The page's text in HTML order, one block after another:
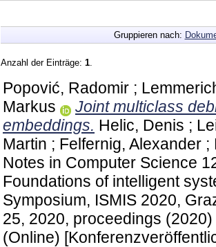
Gruppieren nach:
Anzahl der Einträge: 1
Popović, Radomir ;
Markus
Joint multiclass
embeddings. Helic, Denis ;
Martin ; Felfernig, Alexander ;
Notes in Computer Science
Foundations of intelligent
Symposium, ISMIS 2020,
25, 2020, proceedings
(Online)